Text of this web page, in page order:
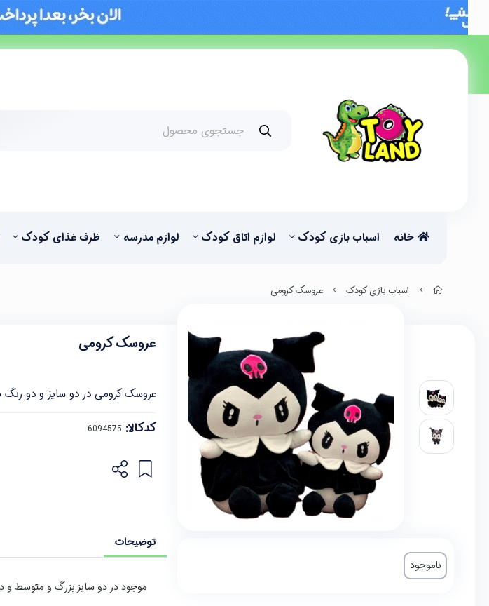
خانه اسباب بازی کودک لوازم اتاق کودک لوازم مدرسه ظرف غذای کودک
اسباب بازی کودک عروسک کرومی
ناموجود
عروسک کرومی
عروسک کرومی در دو سایز و دو
کدکالا:
توضیحات
موجود در دو سایز بزرگ و متوسط